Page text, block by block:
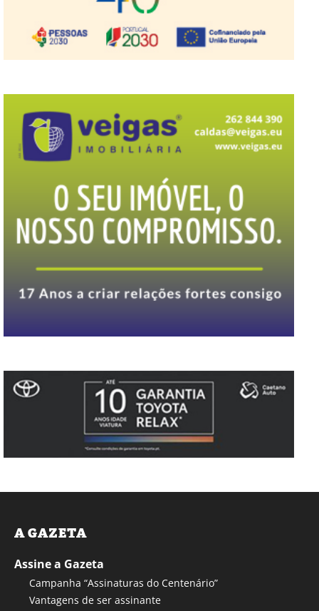
A GAZETA
Assine a Gazeta
Campanha “Assinaturas do Centenário”
Vantagens de ser assinante